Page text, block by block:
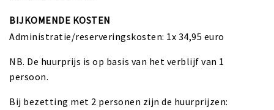
BIJKOMENDE KOSTEN
Administratie/reserveringskosten: 1x 34,95 euro
NB. De huurprijs is op basis van het verblijf van 1
persoon.
Bij bezetting met 2 personen zijn de huurprijzen: